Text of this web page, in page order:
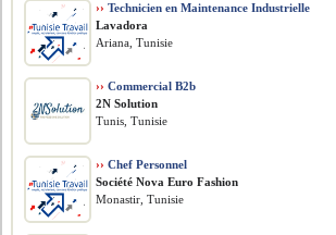
›› Technicien en Maintenance Industrielle
Lavadora
Ariana, Tunisie
›› Commercial B2b
2N Solution
Tunis, Tunisie
›› Chef Personnel
Société Nova Euro Fashion
Monastir, Tunisie